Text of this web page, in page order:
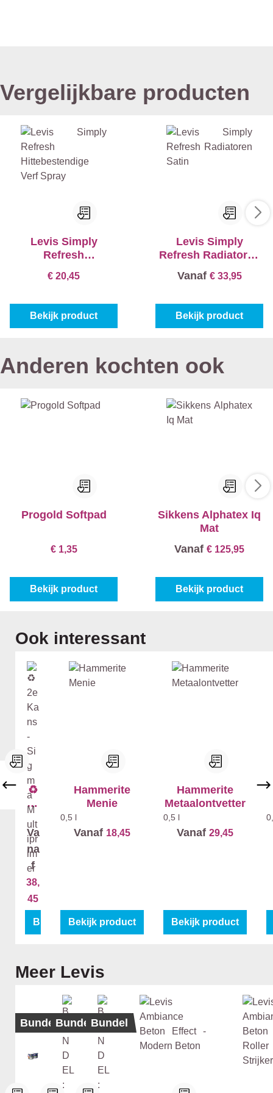
Vergelijkbare producten
Levis Simply
Refresh
Spray
€ 20,45
Bekijk product
Levis Simply
Refresh Radiatoren
Vanaf € 33,95
Bekijk product
Anderen kochten ook
Progold Softpad
€ 1,35
Bekijk product
Sikkens Alphatex Iq
Mat
Vanaf € 125,95
Bekijk product
Productgalerij overslaan
Ook interessant
♻️
2e
Ka
ns
-
Si
g
ma
Mu
lti
pri
me
Va
na
f
38,
45
Bekijk product
Hammerite
Menie
0,5 l
Vanaf 18,45
Bekijk product
Hammerite
Metaalontvetter
0,5 l
Vanaf 29,45
Bekijk product
Productgalerij overslaan
Meer Levis
BundelBundelBundel